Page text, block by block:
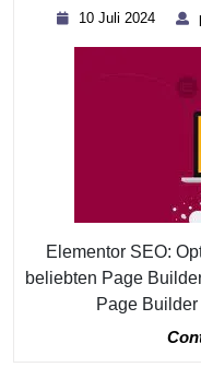
10 Juli 2024
Elementor SEO:
beliebten Page
Page